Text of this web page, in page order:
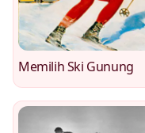
Memilih Ski Gunung